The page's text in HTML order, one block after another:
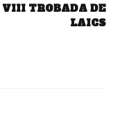
VIII TROBADA DE
LAICS